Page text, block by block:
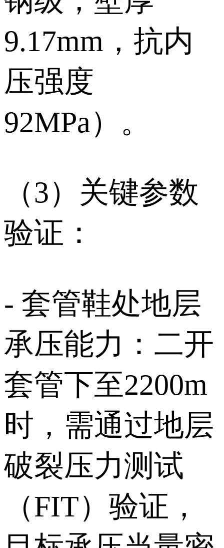
9.17mm，抗内
压强度
92MPa）。
（3）关键参数
验证：
- 套管鞋处地层
承压能力：二开
套管下至2200m
时，需通过地层
破裂压力测试
（FIT）验证，